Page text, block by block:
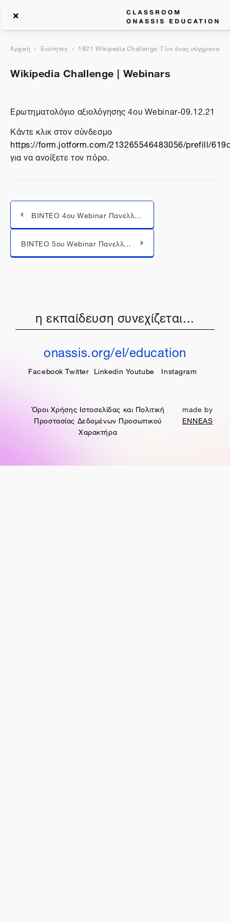
Αρχική Ενότητες 1821 Wikipedia Challenge: Γίνε ένας σύγχρονος
Wikipedia Challenge | Webinars
Ερωτηματολόγιο αξιολόγησης 4ου Webinar-09.12.21
Κάντε κλικ στον σύνδεσμο
https://form.jotform.com/213265546483056/prefill/
για να ανοίξετε τον πόρο.
ΒΙΝΤΕΟ 4oυ Webinar Πανελλήνιου Μαθητικού Διαγωνισμού “Wikipedia Challenge: Γίνε ένας σύγχρονος εγκυκλοπαιδιστής”
Μεταπήδηση σε...
ΒΙΝΤΕΟ 5oυ Webinar Πανελλήνιου Μαθητικού Διαγωνισμού “Wikipedia Challenge: Γίνε ένας σύγχρονος εγκυκλοπαιδιστής”
η εκπαίδευση συνεχίζεται...
onassis.org/el/education
Facebook Twitter Linkedin Youtube Instagram
Όροι Χρήσης Ιστοσελίδας και Πολιτική
Προστασίας Δεδομένων Προσωπικού
Χαρακτήρα
made by
ENNEAS